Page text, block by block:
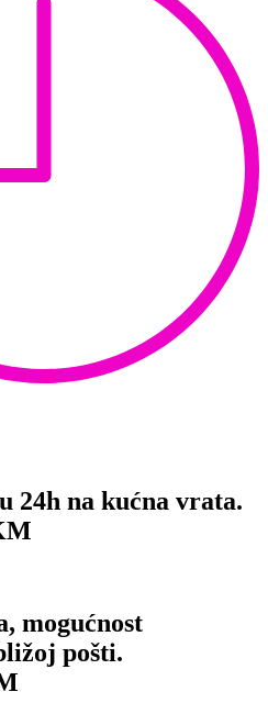
24h na kućna vrata.
mogućnost
pošti.